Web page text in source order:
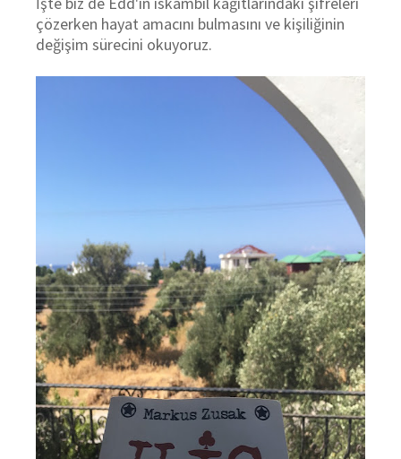
çözerken hayat amacını bulmasını ve kişiliğinin
değişim sürecini okuyoruz.